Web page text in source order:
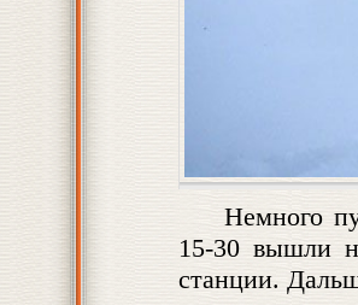
Немного
15-30 вышли
станции.